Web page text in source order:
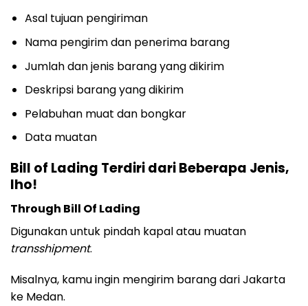
Asal tujuan pengiriman
Nama pengirim dan penerima barang
Jumlah dan jenis barang yang dikirim
Deskripsi barang yang dikirim
Pelabuhan muat dan bongkar
Data muatan
Bill of Lading Terdiri dari Beberapa Jenis,
lho!
Through Bill Of Lading
Digunakan untuk pindah kapal atau muatan
transshipment.
Misalnya, kamu ingin mengirim barang dari Jakarta
ke Medan.